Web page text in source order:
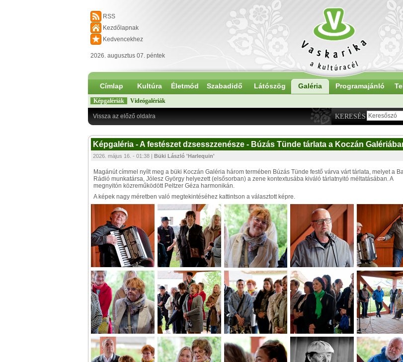
RSS
Kezdőlapnak
Kedvencekhez
2026. augusztus 07. péntek
Címlap Kultúra Életmód Szabadidő Látószög Galéria Programajánló
Képgalériák Videógalériák
KERESÉS
Vissza az előző oldalra
Képgaléria - A festészet dzsesszzenésze - Búzás Tünde tárlata a Koczán
2026. május 16. - 01:38 | Büki László 'Harlequin'
Magánút címmel nyílt meg a büki Koczán Galéria három termében Búzás Tünde festő várva várt tárlata, melyet a
Rádió munkatársa, Jólesz György helyezett (elsősorban) a zene kontextusába kiváló tárlatnyitó méltatásában. A
megnyitón közreműködött Peltzer Géza harmonikán.
A képek nagy méretben való megtekintéséhez kattintson a választott képre.